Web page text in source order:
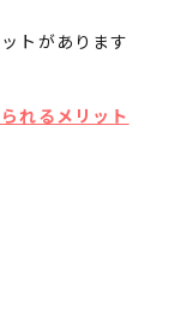
トがあります
れるメリット